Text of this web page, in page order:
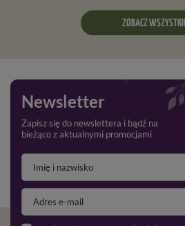
ZOBACZ
Newsletter
Zapisz się do newslettera i bądź na
bieżąco z aktualnymi promocjami